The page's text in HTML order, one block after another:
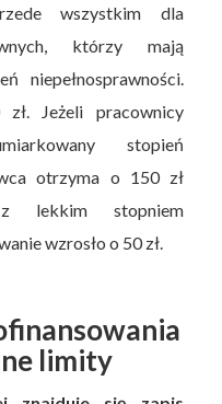
wszystkim dla
którzy mają
niepełnosprawności.
Jeżeli pracownicy
stopień
otrzyma o 150 zł
stopniem
wzrosło o 50 zł.
limity